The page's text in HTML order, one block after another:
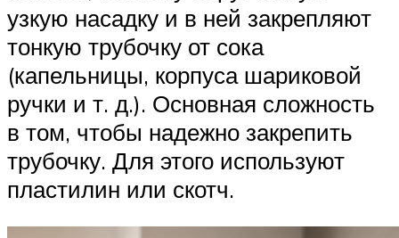
узкую насадку и в ней закрепляют
тонкую трубочку от сока
(капельницы, корпуса шариковой
ручки и т. д.). Основная сложность
в том, чтобы надежно закрепить
трубочку. Для этого используют
пластилин или скотч.